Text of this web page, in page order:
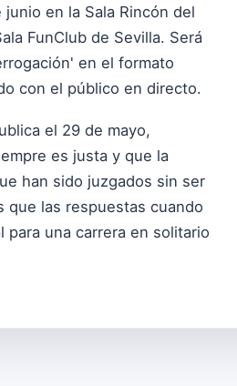
en la Sala Rincón del
FunClub de Sevilla. Será
en el formato
con el público en directo.
el 29 de mayo,
es justa y que la
han sido juzgados sin ser
que las respuestas cuando
para una carrera en solitario